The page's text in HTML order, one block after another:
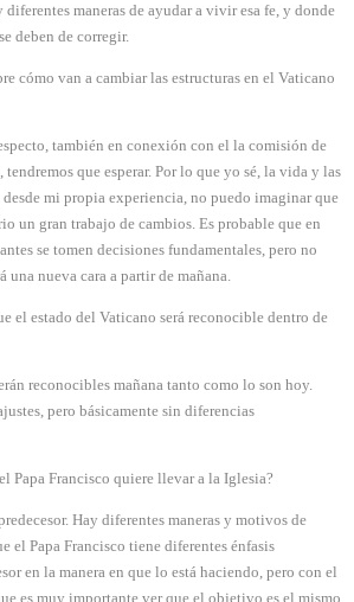
maneras de ayudar a vivir esa fe, y donde
deben de corregir.
cómo van a cambiar las estructuras en el Vaticano
también en conexión con el la comisión de
tendremos que esperar. Por lo que yo sé, la vida y las
mi propia experiencia, no puedo imaginar que
un gran trabajo de cambios. Es probable que en
se tomen decisiones fundamentales, pero no
una nueva cara a partir de mañana.
el estado del Vaticano será reconocible dentro de
reconocibles mañana tanto como lo son hoy.
pero básicamente sin diferencias
Papa Francisco quiere llevar a la Iglesia?
Hay diferentes maneras y motivos de
el Papa Francisco tiene diferentes énfasis
en la manera en que lo está haciendo, pero con el
es muy importante ver que el objetivo es el mismo,